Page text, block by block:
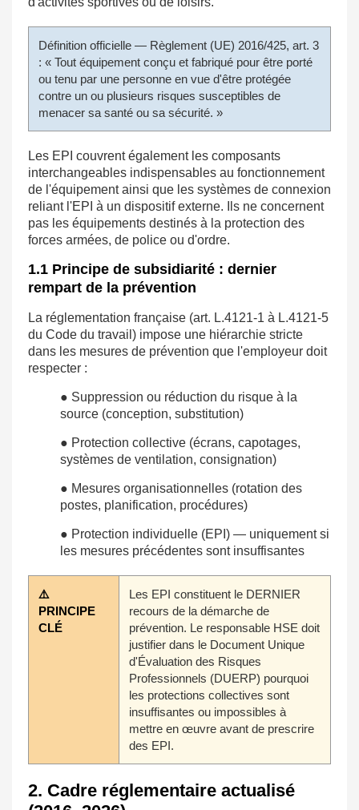
Définition officielle — Règlement (UE) 2016/425, art. 3
: « Tout équipement conçu et fabriqué pour être porté
ou tenu par une personne en vue d'être protégée
contre un ou plusieurs risques susceptibles de
menacer sa santé ou sa sécurité. »
Les EPI couvrent également les composants
interchangeables indispensables au fonctionnement
de l'équipement ainsi que les systèmes de connexion
reliant l'EPI à un dispositif externe. Ils ne concernent
pas les équipements destinés à la protection des
forces armées, de police ou d'ordre.
1.1 Principe de subsidiarité : dernier
rempart de la prévention
La réglementation française (art. L.4121-1 à L.4121-5
du Code du travail) impose une hiérarchie stricte
dans les mesures de prévention que l'employeur doit
respecter :
● Suppression ou réduction du risque à la
source (conception, substitution)
● Protection collective (écrans, capotages,
systèmes de ventilation, consignation)
● Mesures organisationnelles (rotation des
postes, planification, procédures)
● Protection individuelle (EPI) — uniquement si
les mesures précédentes sont insuffisantes
⚠️
PRINCIPE
CLÉ
Les EPI constituent le DERNIER
recours de la démarche de
prévention. Le responsable HSE doit
justifier dans le Document Unique
d'Évaluation des Risques
Professionnels (DUERP) pourquoi
les protections collectives sont
insuffisantes ou impossibles à
mettre en œuvre avant de prescrire
des EPI.
2. Cadre réglementaire actualisé